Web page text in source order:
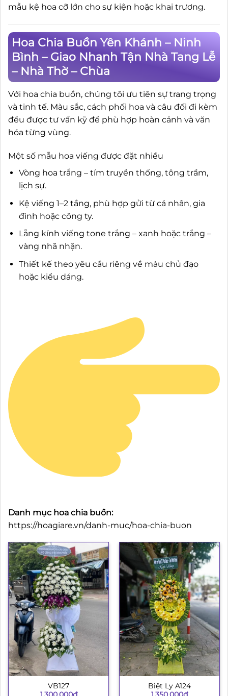
mẫu kệ hoa cỡ lớn cho sự kiện hoặc khai trương.
Hoa Chia Buồn Yên Khánh – Ninh
Bình – Giao Nhanh Tận Nhà Tang Lễ
– Nhà Thờ – Chùa
Với hoa chia buồn, chúng tôi ưu tiên sự trang trọng
và tinh tế. Màu sắc, cách phối hoa và câu đối đi kèm
đều được tư vấn kỹ để phù hợp hoàn cảnh và văn
hóa từng vùng.
Một số mẫu hoa viếng được đặt nhiều
Vòng hoa trắng – tím truyền thống, tông trầm,
lịch sự.
Kệ viếng 1–2 tầng, phù hợp gửi từ cá nhân, gia
đình hoặc công ty.
Lẵng kính viếng tone trắng – xanh hoặc trắng –
vàng nhã nhặn.
Thiết kế theo yêu cầu riêng về màu chủ đạo
hoặc kiểu dáng.
Danh mục hoa chia buồn:
https://hoagiare.vn/danh-muc/hoa-chia-buon
VB127
1.300.000₫
Biệt Ly A124
1.350.000₫